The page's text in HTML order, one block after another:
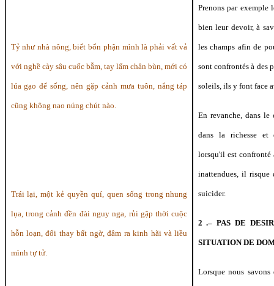
Tỷ như nhà nông, biết bổn phận mình là phải vất vả
với nghề cày sâu cuốc bẫm, tay lấm chân bùn, mới có
lúa gạo để sống, nên gặp cảnh mưa tuôn, nắng táp
cũng không nao núng chút nào.
Trái lại, một kẻ quyền quí, quen sống trong nhung
lụa, trong cảnh đền đài nguy nga, rủi gặp thời cuộc
hỗn loạn, đổi thay bất ngờ, đâm ra kinh hãi và liều
mình tự tử.
Prenons par exemple
bien leur devoir, à
les champs afin de
sont confrontés à des
soleils, ils y font face
En revanche, dans
dans la richesse et
lorsqu'il est confronté
inattendues, il risque
suicider.
2 .– PAS DE
SITUATION DE
Lorsque nous